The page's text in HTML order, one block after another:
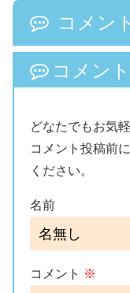
コメント
コメン
どなたでもお気
コメント投稿前に
ください。
名前
コメント ※